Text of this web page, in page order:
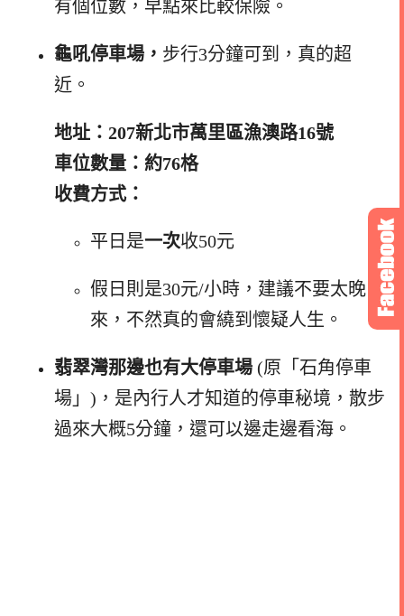
有個位數，早點來比較保險。
龜吼停車場， 步行3分鐘可到，真的超
近。
地址：207新北市萬里區漁澳路16號
車位數量：約76格
收費方式：
平日是一次收50元
假日則是30元/小時，建議不要太晚
來，不然真的會繞到懷疑人生。
翡翠灣那邊也有大停車場 (原「石角停車
場」)，是內行人才知道的停車秘境，散步
過來大概5分鐘，還可以邊走邊看海。